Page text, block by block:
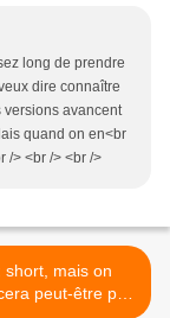
long de prendre
dire connaître
versions avancent
quand on en<br
/> <br /> <br />
short, mais on
peut-être par